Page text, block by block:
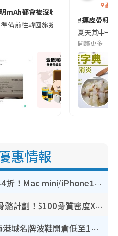
mAh都會被沒收😱出發前切記檢查
準備前往韓國旅遊的民眾，近期要
香港
#連皮帶籽
夏天其中一
閱讀更多
惠情報
豐澤優惠勁減低至44折！Mac mini/iPhone17Pro大減價！廚房家電$220起
港大推賽馬會強化骨骼計劃！$100骨質密度X光檢查 完成免費運動訓練送超市禮券！附參加資格
開倉優惠 | 尖沙咀海港城名牌波鞋開倉低至1折！On鞋$899起／Joy&Peace鞋履$98起